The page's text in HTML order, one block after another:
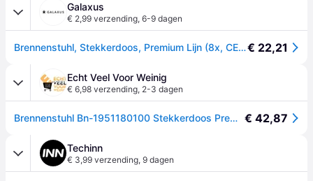
Galaxus
€ 2,99 verzending, 6-9 dagen
Brennenstuhl, Stekkerdoos, Premium Lijn (8x, CEE 7/3, 3m)€ 22,21
Echt Veel Voor Weinig
€ 6,98 verzending, 2-3 dagen
Brennenstuhl Bn-1951180100 Stekkerdoos Premium-line 8-voudig Zwart 3,00 M H05 vv-f 3g1,5 € 42,87
Techinn
€ 3,99 verzending, 9 dagen